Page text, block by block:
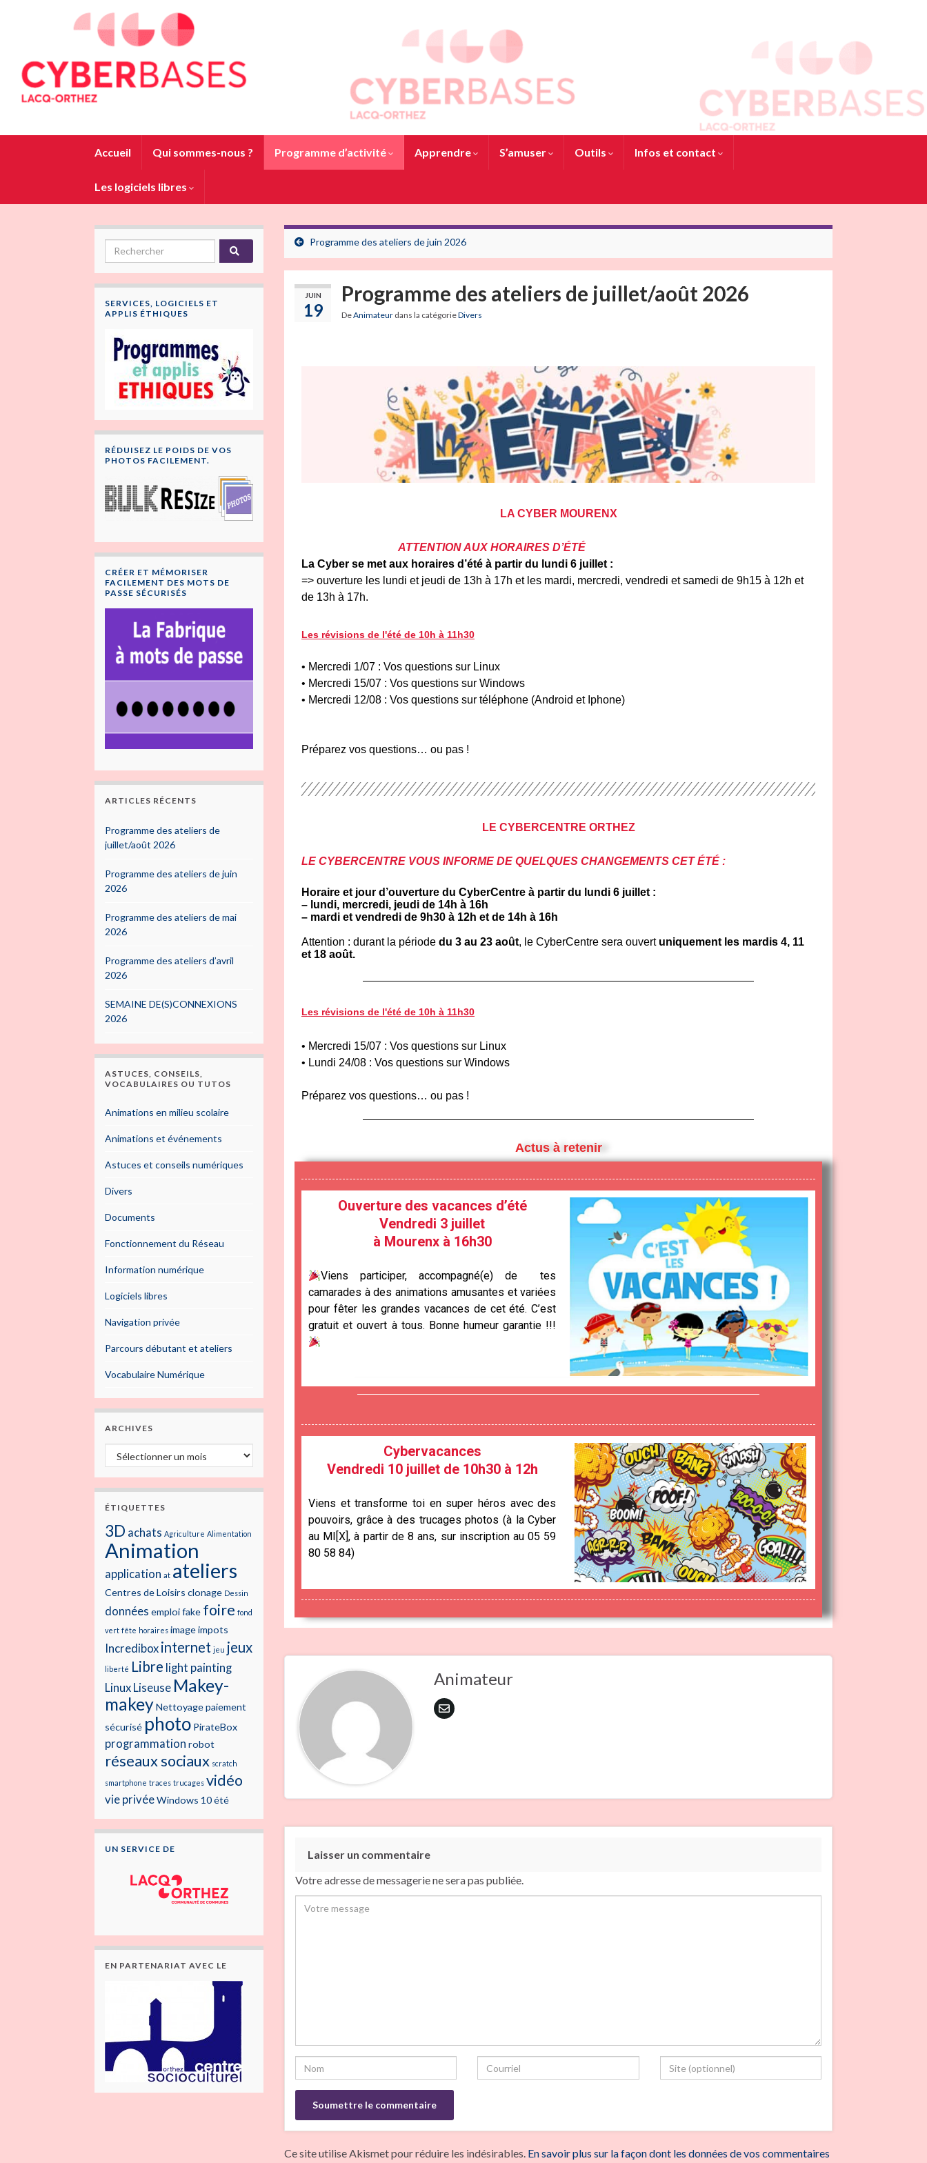
Accueil Qui sommes-nous ? Programme d’activité Apprendre S’amuser Outils Infos et contact
Les logiciels libres
SERVICES, LOGICIELS ET
APPLIS ÉTHIQUES
RÉDUISEZ LE POIDS DE VOS
PHOTOS FACILEMENT.
CRÉER ET MÉMORISER
FACILEMENT DES MOTS DE
PASSE SÉCURISÉS
ARTICLES RÉCENTS
Programme des ateliers de
juillet/août 2026
Programme des ateliers de juin
2026
Programme des ateliers de mai
2026
Programme des ateliers d’avril
2026
SEMAINE DE(S)CONNEXIONS
2026
ASTUCES, CONSEILS,
VOCABULAIRES OU TUTOS
Animations en milieu scolaire
Animations et événements
Astuces et conseils numériques
Divers
Documents
Fonctionnement du Réseau
Information numérique
Logiciels libres
Navigation privée
Parcours débutant et ateliers
Vocabulaire Numérique
ARCHIVES
ÉTIQUETTES
3D achats Agriculture Alimentation
Animation
application at ateliers
Centres de Loisirs clonage Dessin
données emploifake foire fond
vert fête horaires imageimpots
Incredibox internet jeu jeux
liberté Libre light painting
Linux Liseuse Makey-
makeyNettoyagepaiement
sécurisé photo PirateBox
programmation robot
réseaux sociaux scratch
smartphone traces trucages vidéo
vie privéeWindows 10été
UN SERVICE DE
EN PARTENARIAT AVEC LE
Programme des ateliers de juin 2026
JUIN
19
Programme des ateliers de juillet/août 2026
DeAnimateur dans la catégorieDivers
LA CYBER MOURENX
ATTENTION AUX HORAIRES D’ÉTÉ
La Cyber se met aux horaires d’été à partir du lundi 6 juillet :
=> ouverture les lundi et jeudi de 13h à 17h et les mardi, mercredi, vendredi et samedi de 9h15 à 12h et
de 13h à 17h.
Les révisions de l'été de 10h à 11h30
• Mercredi 1/07 : Vos questions sur Linux
• Mercredi 15/07 : Vos questions sur Windows
• Mercredi 12/08 : Vos questions sur téléphone (Android et Iphone)
Préparez vos questions… ou pas !
LE CYBERCENTRE ORTHEZ
LE CYBERCENTRE VOUS INFORME DE QUELQUES CHANGEMENTS CET ÉTÉ :
Horaire et jour d’ouverture du CyberCentre à partir du lundi 6 juillet :
– lundi, mercredi, jeudi de 14h à 16h
– mardi et vendredi de 9h30 à 12h et de 14h à 16h
Attention : durant la période du 3 au 23 août, le CyberCentre sera ouvert uniquement les mardis 4, 11
et 18 août.
Les révisions de l'été de 10h à 11h30
• Mercredi 15/07 : Vos questions sur Linux
• Lundi 24/08 : Vos questions sur Windows
Préparez vos questions… ou pas !
Actus à retenir
Ouverture des vacances d’été
Vendredi 3 juillet
à Mourenx à 16h30
Viens participer, accompagné(e) de tes
camarades à des animations amusantes et variées
pour fêter les grandes vacances de cet été. C’est
gratuit et ouvert à tous. Bonne humeur garantie !!!
Cybervacances
Vendredi 10 juillet de 10h30 à 12h
Viens et transforme toi en super héros avec des
pouvoirs, grâce à des trucages photos (à la Cyber
au MI[X], à partir de 8 ans, sur inscription au 05 59
80 58 84)
Animateur
Laisser un commentaire
Votre adresse de messagerie ne sera pas publiée.
Ce site utilise Akismet pour réduire les indésirables. En savoir plus sur la façon dont les données de vos commentaires